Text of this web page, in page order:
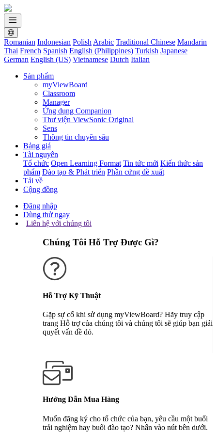
Romanian Indonesian Polish Arabic Traditional Chinese Mandarin
Thai French Spanish English (Philippines) Turkish Japanese
German English (US) Vietnamese Dutch Italian
Sản phẩm
myViewBoard
Classroom
Manager
Ứng dụng Companion
Thư viện ViewSonic Original
Sens
Thông tin chuyên sâu
Bảng giá
Tài nguyên
Tổ chức Open Learning Format Tin tức mới Kiến thức sản
phẩm Đào tạo & Phát triển Phần cứng đề xuất
Tải về
Cộng đồng
Đăng nhập
Dùng thử ngay
Liên hệ với chúng tôi
Chúng Tôi Hỗ Trợ Được Gì?
Hỗ Trợ Kỹ Thuật
Gặp sự cố khi sử dụng myViewBoard? Hãy truy cập
trang Hỗ trợ của chúng tôi và chúng tôi sẽ giúp bạn giải
quyết vấn đề đó.
Hướng Dẫn Mua Hàng
Muốn đăng ký cho tổ chức của bạn, yêu cầu một buổi
trải nghiệm hay buổi đào tạo? Nhấn vào nút bên dưới.